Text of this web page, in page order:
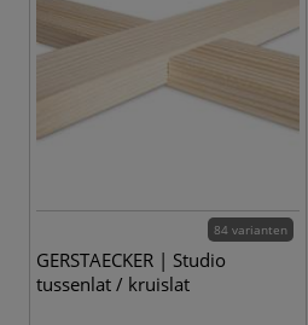
84 varianten
GERSTAECKER | Studio
tussenlat / kruislat